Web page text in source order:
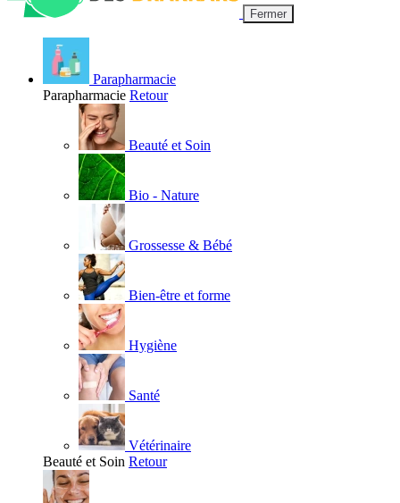
Fermer
Parapharmacie
Parapharmacie Retour
Beauté et Soin
Bio - Nature
Grossesse & Bébé
Bien-être et forme
Hygiène
Santé
Vétérinaire
Beauté et Soin Retour